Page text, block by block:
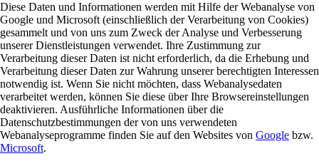
Diese Daten und Informationen werden mit Hilfe der Webanalyse von
Google und Microsoft (einschließlich der Verarbeitung von Cookies)
gesammelt und von uns zum Zweck der Analyse und Verbesserung
unserer Dienstleistungen verwendet. Ihre Zustimmung zur
Verarbeitung dieser Daten ist nicht erforderlich, da die Erhebung und
Verarbeitung dieser Daten zur Wahrung unserer berechtigten Interessen
notwendig ist. Wenn Sie nicht möchten, dass Webanalysedaten
verarbeitet werden, können Sie diese über Ihre Browsereinstellungen
deaktivieren. Ausführliche Informationen über die
Datenschutzbestimmungen der von uns verwendeten
Webanalyseprogramme finden Sie auf den Websites von Google bzw.
Microsoft.